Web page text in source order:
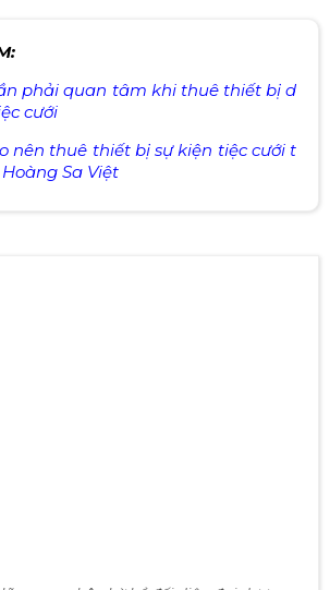
Resort & Spa và Vinpearl Discovery,
tuyệt vời bên nhau và những trải